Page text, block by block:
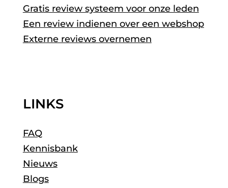
Gratis review systeem voor onze leden
Een review indienen over een webshop
Externe reviews overnemen
LINKS
FAQ
Kennisbank
Nieuws
Blogs